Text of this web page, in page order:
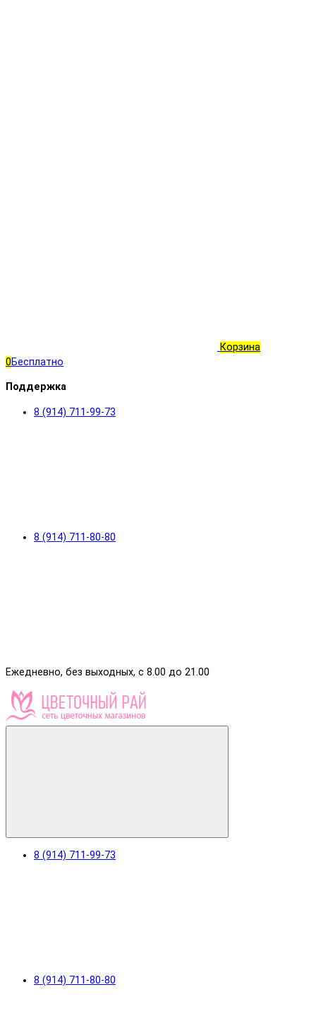
Корзина
0Бесплатно
Поддержка
8 (914) 711-99-73
8 (914) 711-80-80
Ежедневно, без выходных, с 8.00 до 21.00
8 (914) 711-99-73
8 (914) 711-80-80